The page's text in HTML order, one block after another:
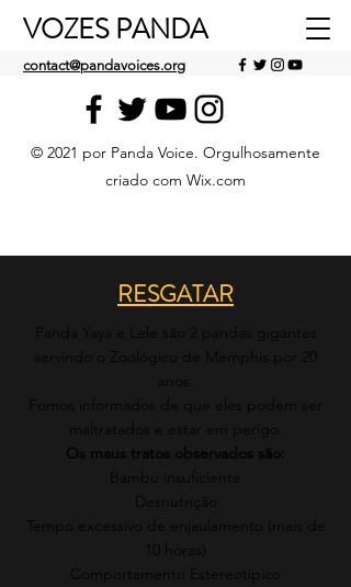
VOZES PANDA
contact@pandavoices.org
© 2021 por Panda Voice. Orgulhosamente
criado com Wix.com
RESGATAR
Panda Yaya e Lele são 2 pandas gigantes
servindo o Zoológico de Memphis por 20
anos.
Fomos informados de que eles podem ser
maltratados e estar em perigo.
Os maus tratos observados são:
Bambu insuficiente
Desnutrição
Tempo excessivo de enjaulamento (mais de
10 horas)
Comportamento Estereotípico